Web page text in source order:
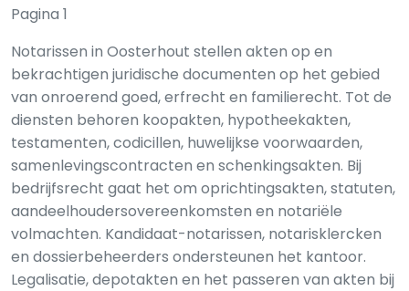
Pagina 1
Notarissen in Oosterhout stellen akten op en
bekrachtigen juridische documenten op het gebied
van onroerend goed, erfrecht en familierecht. Tot de
diensten behoren koopakten, hypotheekakten,
testamenten, codicillen, huwelijkse voorwaarden,
samenlevingscontracten en schenkingsakten. Bij
bedrijfsrecht gaat het om oprichtingsakten, statuten,
aandeelhoudersovereenkomsten en notariële
volmachten. Kandidaat-notarissen, notarisklercken
en dossierbeheerders ondersteunen het kantoor.
Legalisatie, depotakten en het passeren van akten bij